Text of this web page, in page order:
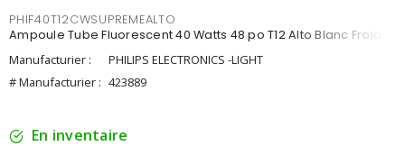
PHIF40T12CWSUPREMEALTO
Ampoule Tube Fluorescent 40 Watts 48 po T12 Alto Blanc Froid
Manufacturier :
PHILIPS ELECTRONICS -LIGHT
# Manufacturier : 423889
En inventaire